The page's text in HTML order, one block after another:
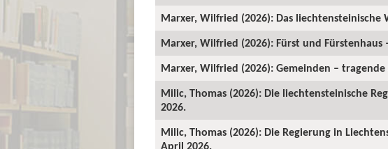
Marxer, Wilfried (2026): Das liechtensteinische
Marxer, Wilfried (2026): Fürst und
Marxer, Wilfried (2026): Gemeinden –
Milic, Thomas (2026): Die liechtensteinische
2026.
Milic, Thomas (2026): Die Regierung in
April 2026.